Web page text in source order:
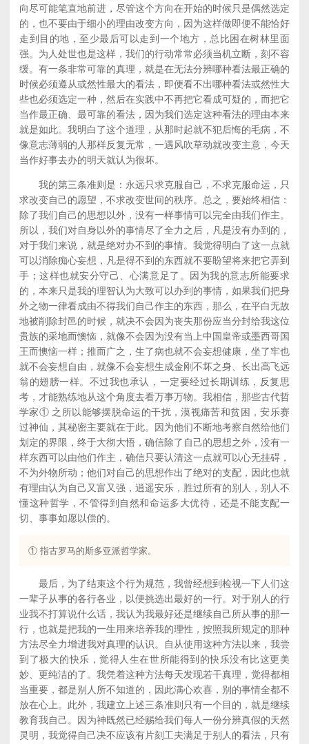
向尽可能笔直地前进，尽管这个方向在开始的时候只是偶然选定
的，也不要由于细小的理由改变方向，因为这样做即便不能恰好
走到目的地，至少最后可以走到一个地方，总比困在树林里面
强。为人处世也是这样，我们的行动常常必须当机立断，刻不容
缓。有一条非常可靠的真理，就是在无法分辨哪种看法最正确的
时候必须遵从或然性最大的看法，即便看不出哪种看法或然性大
些也必须选定一种，然后在实践中不再把它看成可疑的，而把它
当作最正确、最可靠的看法，因为我们选定这种看法的理由本来
就是如此。我明白了这个道理，从那时起就不犯后悔的毛病，不
像意志薄弱的人那样反复无常，一遇风吹草动就改变主意，今天
当作好事去办的明天就认为很坏。
我的第三条准则是：永远只求克服自己，不求克服命运，只
求改变自己的愿望，不求改变世间的秩序。总之，要始终相信：
除了我们自己的思想以外，没有一样事情可以完全由我们作主。
所以，我们对自身以外的事情尽了全力之后，凡是没有办到的，
对于我们来说，就是绝对办不到的事情。我觉得明白了这一点就
可以消除痴心妄想，凡是得不到的东西就不要盼望将来把它弄到
手；这样也就安分守己、心满意足了。因为我的意志所能要求
的，本来只是我的理智认为大致可以办到的事情，如果我们把身
外之物一律看成由不得我们自己作主的东西，那么，在平白无故
地被削除封邑的时候，就决不会因为丧失那份应当分封给我这位
贵族的采地而懊恼，就像不会因为没有当上中国皇帝或墨西哥国
王而懊恼一样；推而广之，生了病也就不会妄想健康，坐了牢也
就不会妄想自由，就像不会妄想生成金刚不坏之身、长出高飞远
翁的翅膀一样。不过我也承认，一定要经过长期训练，反复思
考，才能熟练地从这个角度去看万事万物。我相信，那些古代哲
学家① 之所以能够摆脱命运的干扰，漠视痛苦和贫困，安乐赛
过神仙，其秘密主要就在于此。因为他们不断地考察自然给他们
划定的界限，终于大彻大悟，确信除了自己的思想之外，没有一
样东西可以由他们作主，确信只要认清这一点就可以心无挂碍，
不为外物所动；他们对自己的思想作出了绝对的支配，因此也就
有理由认为自己又富又强，逍遥安乐，胜过所有的别人，别人不
懂这种哲学，不管得到自然和命运多大优待，还是不能支配一
切、事事如愿以偿的。
① 指古罗马的斯多亚派哲学家。
最后，为了结束这个行为规范，我曾经想到检视一下人们这
一辈子从事的各行各业，以便挑选出最好的一行。对于别人的行
业我不打算说什么话，我认为我最好还是继续自己所从事的那一
行，也就是把我的一生用来培养我的理性，按照我所规定的那种
方法尽全力增进我对真理的认识。自从使用这种方法以来，我尝
到了极大的快乐，觉得人生在世所能得到的快乐没有比这更美
妙、更纯洁的了。我凭着这种方法每天发现若干真理，觉得都相
当重要，都是别人所不知道的，因此满心欢喜，别的事情全都不
放在心上。此外，我建立上述三条准则只有一个目的，就是继续
教育我自己。因为神既然已经赐给我们每人一份分辨真假的天然
灵明，我觉得自己决不应该有片刻工夫满足于别人的看法，只有